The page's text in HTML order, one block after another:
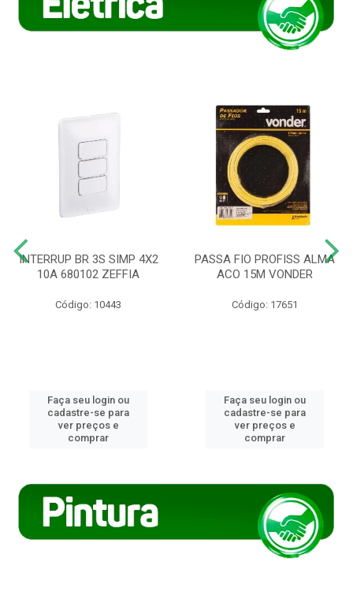
INTERRUP BR 3S SIMP 4X2
10A 680102 ZEFFIA
Código: 10443
Faça seu login ou
cadastre-se para
ver preços e
comprar
PASSA FIO PROFISS ALMA
ACO 15M VONDER
Código: 17651
Faça seu login ou
cadastre-se para
ver preços e
comprar